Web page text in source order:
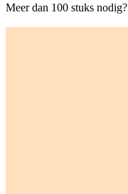
Meer dan 100 stuks nodig?